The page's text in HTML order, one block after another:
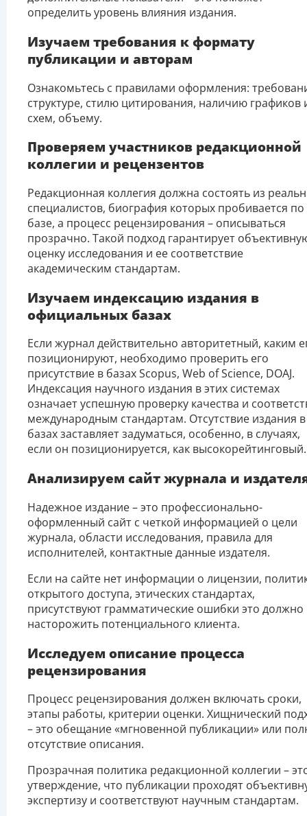
определить уровень влияния издания.
Изучаем требования к формату
публикации и авторам
Ознакомьтесь с правилами оформления:
структуре, стилю цитирования, наличию графиков
схем, объему.
Проверяем участников редакционной
коллегии и рецензентов
Редакционная коллегия должна состоять из
специалистов, биография которых пробивается по
базе, а процесс рецензирования – описываться
прозрачно. Такой подход гарантирует
оценку исследования и ее соответствие
академическим стандартам.
Изучаем индексацию издания в
официальных базах
Если журнал действительно авторитетный, каким
позиционируют, необходимо проверить его
присутствие в базах Scopus, Web of Science, DOAJ.
Индексация научного издания в этих системах
означает успешную проверку качества и
международным стандартам. Отсутствие издания в
базах заставляет задуматься, особенно, в случаях,
если он позиционируется, как высокорейтинговый.
Анализируем сайт журнала и
Надежное издание – это профессионально-
оформленный сайт с четкой информацией о цели
журнала, области исследования, правила для
исполнителей, контактные данные издателя.
Если на сайте нет информации о лицензии,
открытого доступа, этических стандартах,
присутствуют грамматические ошибки это должно
насторожить потенциального клиента.
Исследуем описание процесса
рецензирования
Процесс рецензирования должен включать сроки,
этапы работы, критерии оценки. Хищнический
– это обещание «мгновенной публикации» или
отсутствие описания.
Прозрачная политика редакционной коллегии –
утверждение, что публикации проходят
экспертизу и соответствуют научным стандартам.